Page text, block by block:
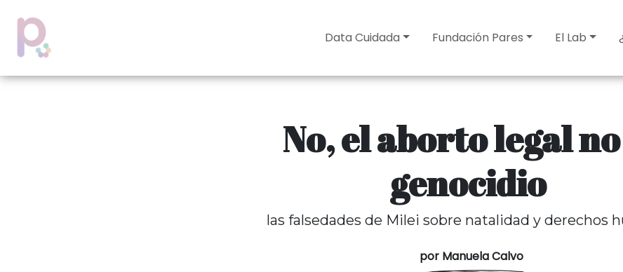
Data Cuidada Fundación Pares El Lab
No, el aborto legal
genocidio
las falsedades de Milei sobre natalidad y derechos
por Manuela Calvo